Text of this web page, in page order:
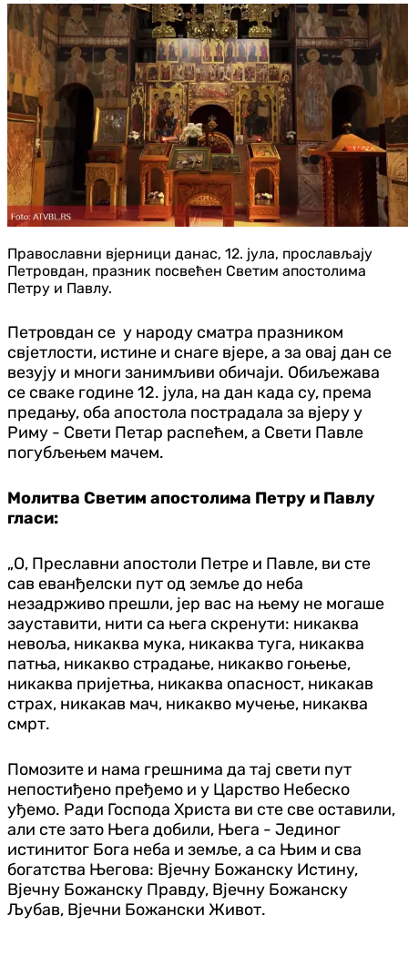
Православни вјерници данас, 12. јула, прослављају
Петровдан, празник посвећен Светим апостолима
Петру и Павлу.
Петровдан се у народу сматра празником
свјетлости, истине и снаге вјере, а за овај дан се
везују и многи занимљиви обичаји. Обиљежава
се сваке године 12. јула, на дан када су, према
предању, оба апостола пострадала за вјеру у
Риму - Свети Петар распећем, а Свети Павле
погубљењем мачем.
Молитва Светим апостолима Петру и Павлу
гласи:
„О, Преславни апостоли Петре и Павле, ви сте
сав еванђелски пут од земље до неба
незадрживо прешли, јер вас на њему не могаше
зауставити, нити са њега скренути: никаква
невоља, никаква мука, никаква туга, никаква
патња, никакво страдање, никакво гоњење,
никаква пријетња, никаква опасност, никакав
страх, никакав мач, никакво мучење, никаква
смрт.
Помозите и нама грешнима да тај свети пут
непостиђено пређемо и у Царство Небеско
уђемо. Ради Господа Христа ви сте све оставили,
али сте зато Њега добили, Њега - Јединог
истинитог Бога неба и земље, а са Њим и сва
богатства Његова: Вјечну Божанску Истину,
Вјечну Божанску Правду, Вјечну Божанску
Љубав, Вјечни Божански Живот.